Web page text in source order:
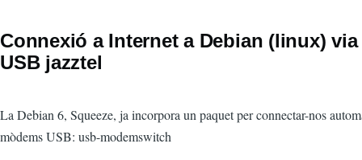
Connexió a Internet a Debian (linux)
USB jazztel
La Debian 6, Squeeze, ja incorpora un paquet per connectar-nos
mòdems USB: usb-modemswitch